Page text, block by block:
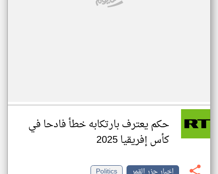
حكم يعترف بارتكابه خطأ فادحا في
كأس إفريقيا 2025